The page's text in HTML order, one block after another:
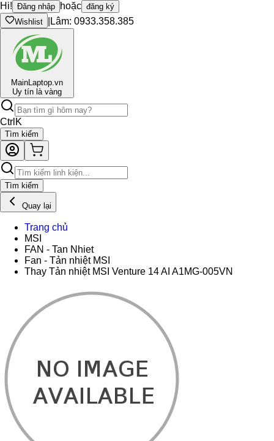
Hi! Đăng nhập hoặc đăng ký
Wishlist
Lâm: 0933.358.385
MainLaptop.vn
Uy tín là vàng
Ctrl K
Tìm kiếm
Tìm kiếm
Quay lại
Trang chủ
MSI
FAN - Tan Nhiet
Fan - Tản nhiệt MSI
Thay Tản nhiệt MSI Venture 14 AI A1MG-005VN